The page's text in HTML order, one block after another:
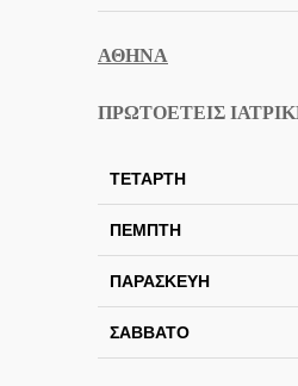
ΑΘΗΝΑ
ΠΡΩΤΟΕΤΕΙΣ
ΤΕΤΑΡΤΗ
ΠΕΜΠΤΗ
ΠΑΡΑΣΚΕΥΗ
ΣΑΒΒΑΤΟ